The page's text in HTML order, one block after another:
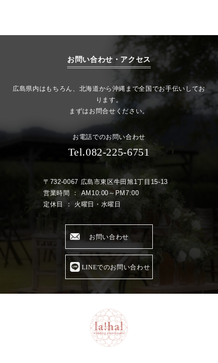
お問い合わせ・アクセス
広島県内はもちろん、北海道から沖縄まで全国でお手伝いしてお
ります。
まずはお問合せください。
お電話でのお問い合わせ
Tel.082-225-6751
〒732-0067 広島市東区牛田旭1丁目15-13
営業時間 ： AM10:00～PM7:00
定休日 ： 火曜日・水曜日
お問い合わせ
LINEでのお問い合わせ